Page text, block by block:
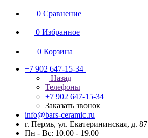
0 Сравнение
0 Избранное
0 Корзина
+7 902 647-15-34
Назад
Телефоны
+7 902 647-15-34
Заказать звонок
info@bars-ceramic.ru
г. Пермь, ул. Екатерининская, д. 87
Пн - Вс: 10.00 - 19.00